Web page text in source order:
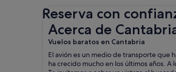
Reserva con
Acerca de
Vuelos baratos en Cantabria
El avión es un medio de transporte que
ha crecido mucho en los últimos años.
Acerca de Cantabria